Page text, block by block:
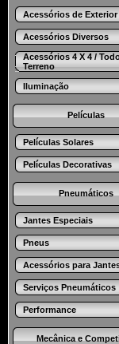
Acessórios de Exterior
Acessórios Diversos
Acessórios 4 X 4 /
Terreno
Iluminação
Películas
Películas Solares
Películas Decorativas
Pneumáticos
Jantes Especiais
Pneus
Acessórios para
Serviços Pneumáticos
Performance
Mecânica e